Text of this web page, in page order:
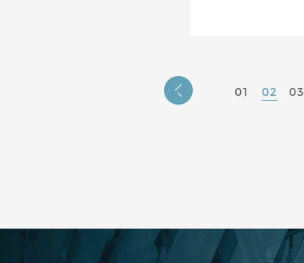
01 02 03